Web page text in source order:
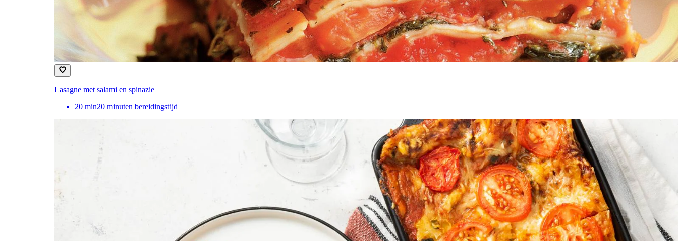
Lasagne met salami en spinazie
20 min20 minuten bereidingstijd